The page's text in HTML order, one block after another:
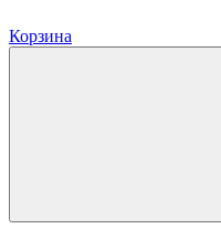
Корзина